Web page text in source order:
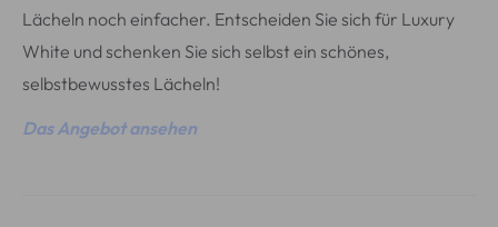
Lächeln noch einfacher. Entscheiden Sie sich für Luxury
White und schenken Sie sich selbst ein schönes,
selbstbewusstes Lächeln!
Das Angebot ansehen